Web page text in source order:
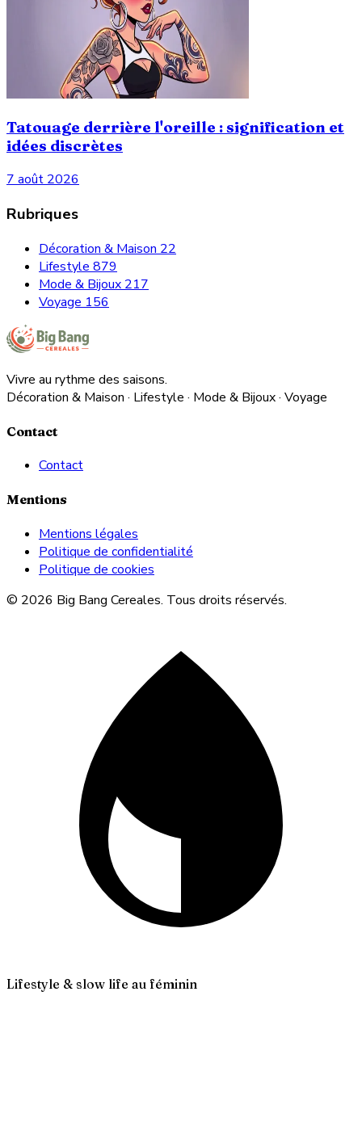
Tatouage derrière l'oreille : signification et
idées discrètes
7 août 2026
Rubriques
Décoration & Maison 22
Lifestyle 879
Mode & Bijoux 217
Voyage 156
Vivre au rythme des saisons.
Décoration & Maison · Lifestyle · Mode & Bijoux · Voyage
Contact
Contact
Mentions
Mentions légales
Politique de confidentialité
Politique de cookies
© 2026 Big Bang Cereales. Tous droits réservés.
Lifestyle & slow life au féminin